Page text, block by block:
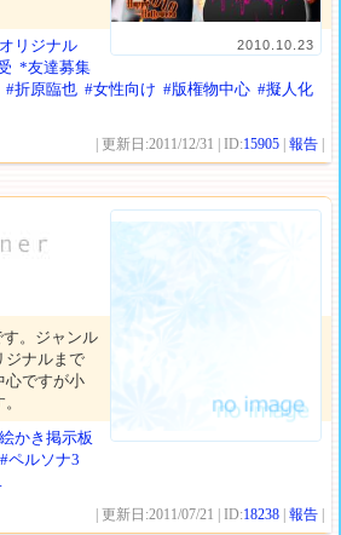
2010.10.23
リジナル
*友達募集
#折原臨也 #女性向け #版権物中心 #擬人化
| 更新日:2011/12/31 | ID:15905 |報告
。ジャンル
ジナルまで
心ですが小
かき掲示板
#ペルソナ3
| 更新日:2011/07/21 | ID:18238 |報告